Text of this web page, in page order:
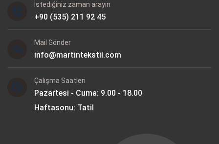
İstediğiniz zaman arayın
+90 (535) 211 92 45
Mail Gönder
info@martintekstil.com
Çalışma Saatleri
Pazartesi - Cuma: 9.00 - 18.00
Haftasonu: Tatil